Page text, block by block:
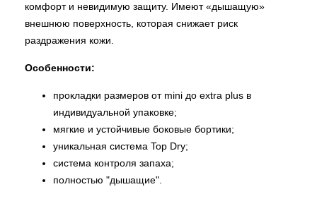
комфорт и невидимую защиту. Имеют «дышащую»
внешнюю поверхность, которая снижает риск
раздражения кожи.
Особенности:
прокладки размеров от mini до extra plus в
индивидуальной упаковке;
мягкие и устойчивые боковые бортики;
уникальная система Top Dry;
система контроля запаха;
полностью "дышащие".